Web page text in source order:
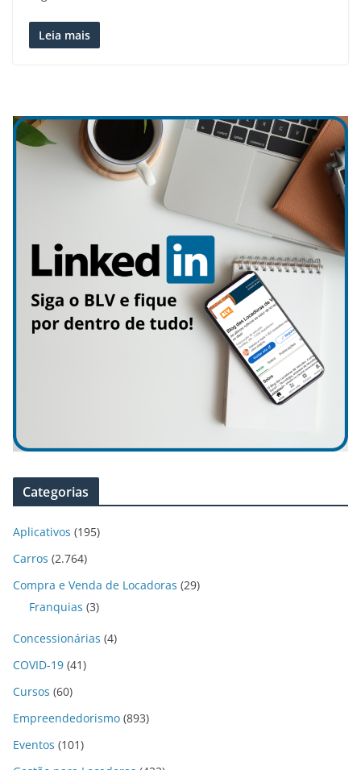
Leia mais
Categorias
Aplicativos (195)
Carros (2.764)
Compra e Venda de Locadoras (29)
Franquias (3)
Concessionárias (4)
COVID-19 (41)
Cursos (60)
Empreendedorismo (893)
Eventos (101)